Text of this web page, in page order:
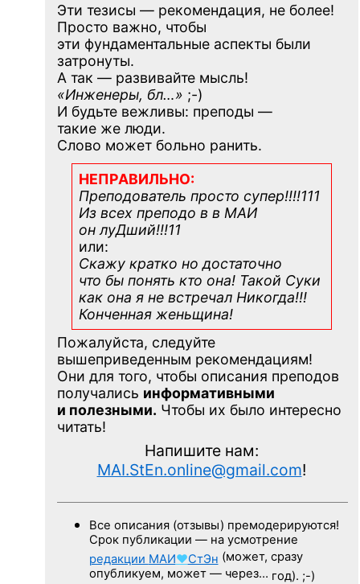
Эти тезисы — рекомендация, не более!
Просто важно, чтобы
эти фундаментальные аспекты были
затронуты.
А так — развивайте мысль!
«Инженеры, бл…» ;-)
И будьте вежливы: преподы —
такие же люди.
Слово может больно ранить.
НЕПРАВИЛЬНО:
Преподователь просто супер!!!!111
Из всех преподо в в МАИ
он луДший!!!11
или:
Скажу кратко но достаточно
что бы понять кто она! Такой Суки
как она я не встречал Никогда!!!
Конченная женьщина!
Пожалуйста, следуйте
вышеприведенным рекомендациям!
Они для того, чтобы описания преподов
получались информативными
и полезными. Чтобы их было интересно
читать!
Напишите нам:
MAI.StEn.online@gmail.com!
Все описания (отзывы) премодерируются!
Срок публикации — на усмотрение
редакции МАИ♥СтЭн (может, сразу
опубликуем, может — через… год). ;-)